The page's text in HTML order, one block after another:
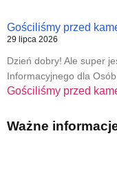
Gościliśmy przed
29 lipca 2026
Dzień dobry! Ale super
Informacyjnego dla
Gościliśmy przed
Ważne